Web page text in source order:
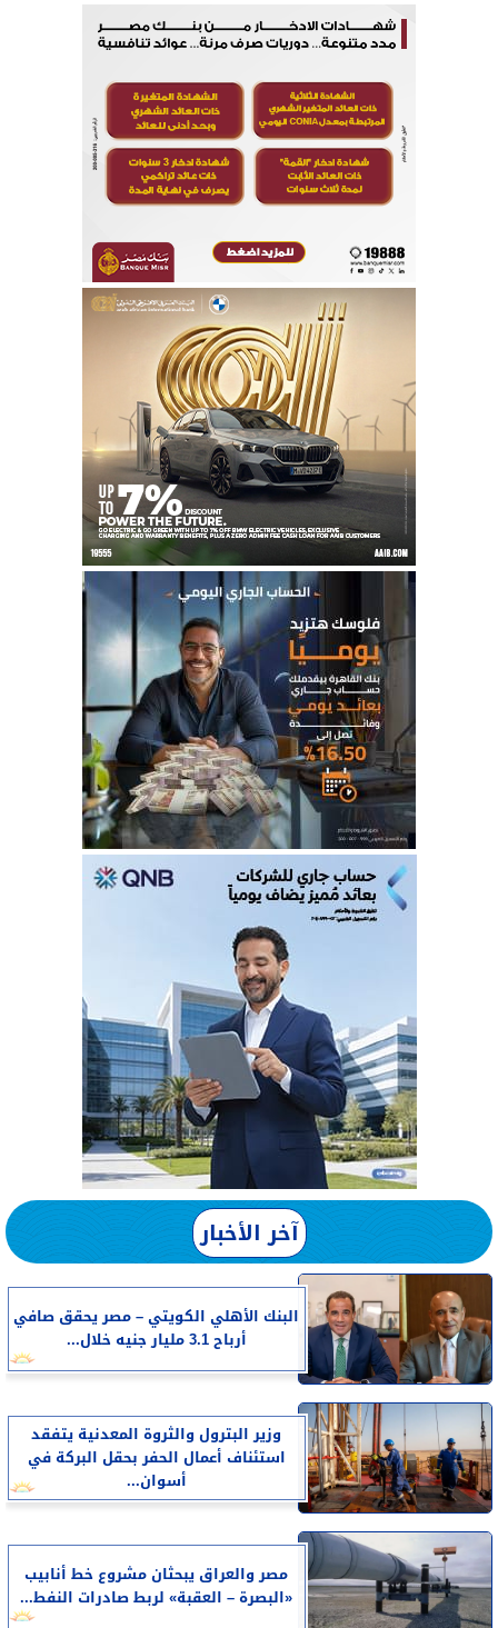
آخر الأخبار
البنك الأهلي الكويتي – مصر يحقق صافي
أرباح 3.1 مليار جنيه خلال...
وزير البترول والثروة المعدنية يتفقد
استئناف أعمال الحفر بحقل البركة في
أسوان...
مصر والعراق يبحثان مشروع خط أنابيب
«البصرة – العقبة» لربط صادرات النفط...